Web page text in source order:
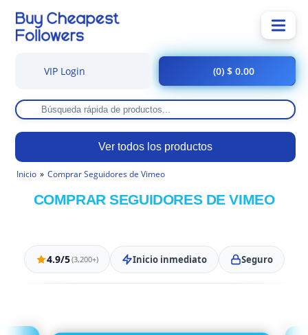
Ver todos los productos
VIP Login (0) $ 0.00
Inicio Comprar Seguidores de Vimeo
COMPRAR SEGUIDORES DE VIMEO
4.9/5(3,200+) Inicio inmediato Seguro